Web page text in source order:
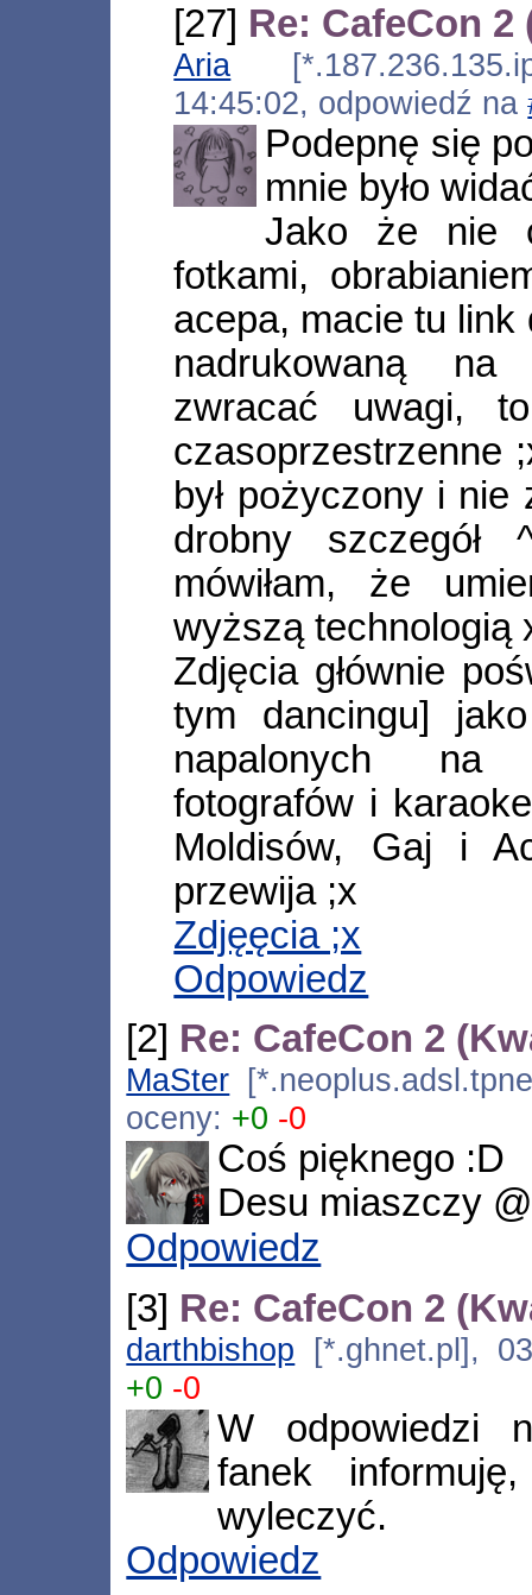
[27] Re: CafeCon 2
Aria
14:45:02, odpowiedź na
Podepnę się
mnie było
Jako że nie
fotkami,
acepa, macie tu
nadrukowaną
zwracać uwagi,
czasoprzestrzenne
był pożyczony i nie
drobny
mówiłam, że
wyższą technologią
Zdjęcia głównie
tym dancingu]
napalonych na
fotografów i
Moldisów, Gaj i
przewija ;x
Zdjęęcia ;x
Odpowiedz
[2] Re: CafeCon 2
MaSter
oceny: +0 -0
Coś pięknego :D
Desu miaszczy
Odpowiedz
[3] Re: CafeCon 2
darthbishop [*.ghnet.pl],
+0 -0
W odpowiedzi
fanek
wyleczyć.
Odpowiedz